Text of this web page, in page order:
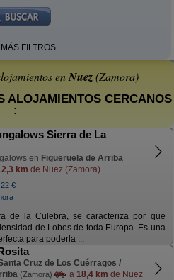
MÁS FILTROS
enNuez(Zamora)
ALOJAMIENTOS CERCANOS
:
Sierra de La
en Figueruela de Arriba
km de Nuez (Zamora)
22 €
de la Culebra, se caracteriza por que
de Lobos de toda Europa. Es una
para poderla ...
Cruz de Los Cuérragos /
(Zamora) a 18,4 km de Nuez